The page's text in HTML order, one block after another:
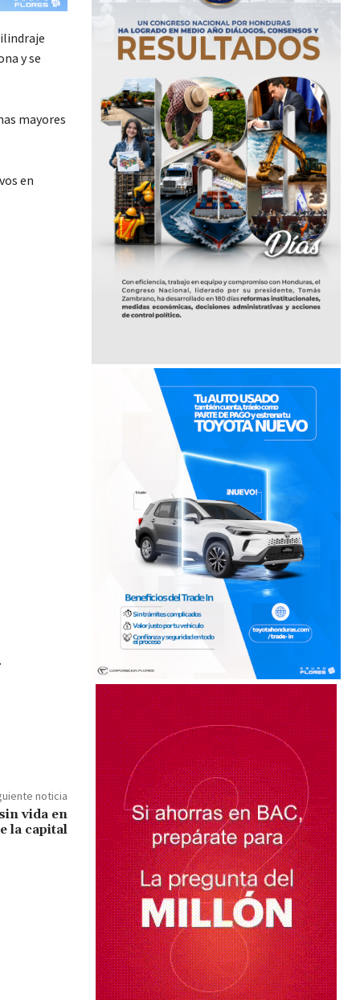
y se
mayores
en
noticia
vida en
la capital